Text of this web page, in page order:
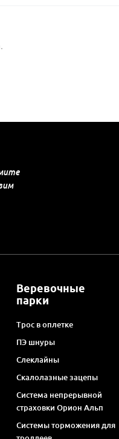
Веревочные
парки
Трос в оплетке
ПЭ шнуры
Слеклайны
Скалолазные зацепы
Система непрерывной
страховки Орион Альп
Системы торможения для